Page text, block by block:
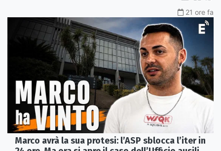
21 ore fa
Marco avrà la sua protesi: l’ASP sblocca l’iter in